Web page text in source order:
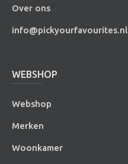
Over ons
info@pickyourfavourites.nl
WEBSHOP
Webshop
Merken
Woonkamer